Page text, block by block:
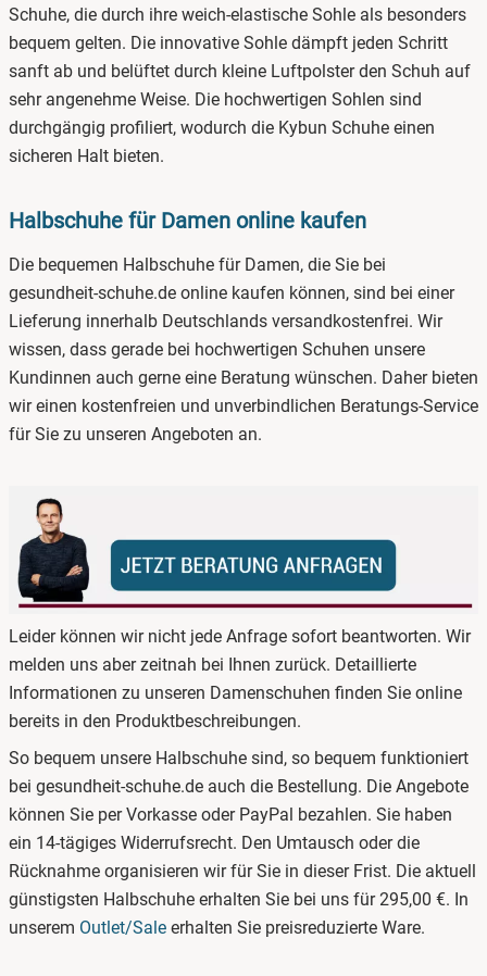
Schuhe, die durch ihre weich-elastische Sohle als besonders
bequem gelten. Die innovative Sohle dämpft jeden Schritt
sanft ab und belüftet durch kleine Luftpolster den Schuh auf
sehr angenehme Weise. Die hochwertigen Sohlen sind
durchgängig profiliert, wodurch die Kybun Schuhe einen
sicheren Halt bieten.
Halbschuhe für Damen online kaufen
Die bequemen Halbschuhe für Damen, die Sie bei
gesundheit-schuhe.de online kaufen können, sind bei einer
Lieferung innerhalb Deutschlands versandkostenfrei. Wir
wissen, dass gerade bei hochwertigen Schuhen unsere
Kundinnen auch gerne eine Beratung wünschen. Daher bieten
wir einen kostenfreien und unverbindlichen Beratungs-Service
für Sie zu unseren Angeboten an.
Leider können wir nicht jede Anfrage sofort beantworten. Wir
melden uns aber zeitnah bei Ihnen zurück. Detaillierte
Informationen zu unseren Damenschuhen finden Sie online
bereits in den Produktbeschreibungen.
So bequem unsere Halbschuhe sind, so bequem funktioniert
bei gesundheit-schuhe.de auch die Bestellung. Die Angebote
können Sie per Vorkasse oder PayPal bezahlen. Sie haben
ein 14-tägiges Widerrufsrecht. Den Umtausch oder die
Rücknahme organisieren wir für Sie in dieser Frist. Die aktuell
günstigsten Halbschuhe erhalten Sie bei uns für 295,00 €. In
unserem Outlet/Sale erhalten Sie preisreduzierte Ware.